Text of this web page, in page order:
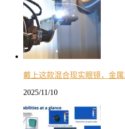
戴上这款混合现实眼镜，金
2025/11/10